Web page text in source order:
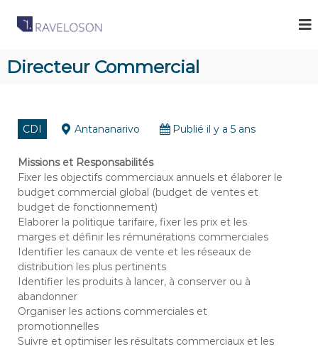
e
s
n
A
s
s
o
c
i
a
e
n
R
c
r
t
e
m
e
n
t
M
d
g
Directeur Commercial
CDI Antananarivo Publié il y a 5 ans
Missions et Responsabilités
Fixer les objectifs commerciaux annuels et élaborer le
budget commercial global (budget de ventes et
budget de fonctionnement)
Elaborer la politique tarifaire, fixer les prix et les
marges et définir les rémunérations commerciales
Identifier les canaux de vente et les réseaux de
distribution les plus pertinents
Identifier les produits à lancer, à conserver ou à
abandonner
Organiser les actions commerciales et
promotionnelles
Suivre et optimiser les résultats commerciaux et les